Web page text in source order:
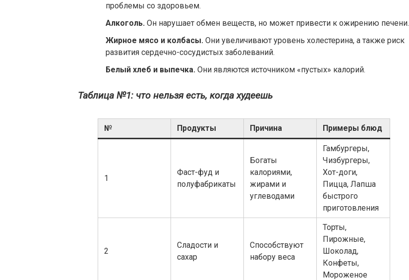
проблемы со здоровьем.
Алкоголь. Он нарушает обмен веществ, но может привести к ожирению печени.
Жирное мясо и колбасы. Они увеличивают уровень холестерина, а также риск
развития сердечно-сосудистых заболеваний.
Белый хлеб и выпечка. Они являются источником «пустых» калорий.
Таблица №1: что нельзя есть, когда худеешь
№ Продукты Причина Примеры блюд
1
Фаст-фуд и
полуфабрикаты
Богаты
калориями,
жирами и
углеводами
Гамбургеры,
Чизбургеры,
Хот-доги,
Пицца, Лапша
быстрого
приготовления
2
Сладости и
сахар
Способствуют
набору веса
Торты,
Пирожные,
Шоколад,
Конфеты,
Мороженое